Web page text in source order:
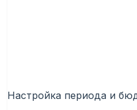
Настройка периода и